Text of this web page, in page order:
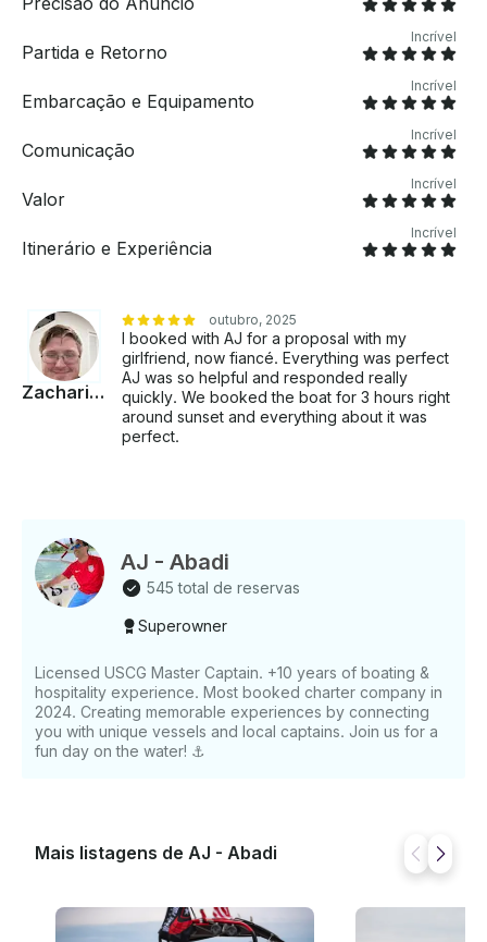
Partida e Retorno
Incrível
Embarcação e Equipamento
Incrível
Comunicação
Incrível
Valor
Incrível
Itinerário e Experiência
Incrível
Zachariah
outubro, 2025
I booked with AJ for a proposal with my
girlfriend, now fiancé. Everything was perfect
AJ was so helpful and responded really
quickly. We booked the boat for 3 hours right
around sunset and everything about it was
perfect.
AJ - Abadi
545 total de reservas
Superowner
Licensed USCG Master Captain. +10 years of boating &
hospitality experience. Most booked charter company in
2024. Creating memorable experiences by connecting
you with unique vessels and local captains. Join us for a
fun day on the water! ⚓️
Mais listagens de AJ - Abadi